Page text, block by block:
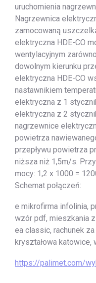
uruchomienia
Nagrzewnica
zamocowaną
elektryczna HDE-CO
wentylacyjnym
dowolnym kierunku
elektryczna HDE-CO
nastawnikiem
elektryczna z 1
elektryczna z 2
nagrzewnice
powietrza
przepływu powietrza
niższa niż 1,5m/s.
mocy: 1,2 x 1000 =
Schemat połączeń:
e mikrofirma infolinia,
wzór pdf, mieszkania
ea classic, rachunek
kryształowa katowice,
https://palimet.com/